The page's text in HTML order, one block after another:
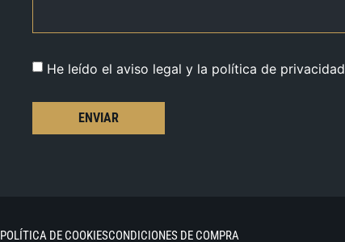
He leído el aviso legal y la política de privacidad
ENVIAR
POLÍTICA DE COOKIESCONDICIONES DE COMPRA